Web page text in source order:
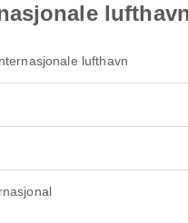
lufthavn